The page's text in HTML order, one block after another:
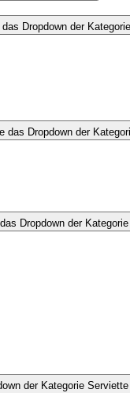
Dropdown der
das Dropdown der
Dropdown der
der Kategorie